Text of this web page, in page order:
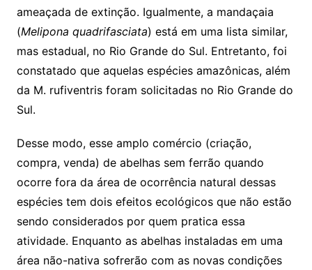
ameaçada de extinção. Igualmente, a mandaçaia
(Melipona quadrifasciata) está em uma lista similar,
mas estadual, no Rio Grande do Sul. Entretanto, foi
constatado que aquelas espécies amazônicas, além
da M. rufiventris foram solicitadas no Rio Grande do
Sul.
Desse modo, esse amplo comércio (criação,
compra, venda) de abelhas sem ferrão quando
ocorre fora da área de ocorrência natural dessas
espécies tem dois efeitos ecológicos que não estão
sendo considerados por quem pratica essa
atividade. Enquanto as abelhas instaladas em uma
área não-nativa sofrerão com as novas condições